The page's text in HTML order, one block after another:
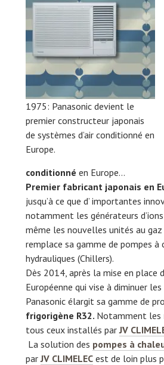
1975: Panasonic devient le
premier constructeur japonais
de systèmes d’air conditionné en
Europe.
conditionné en Europe…
Premier fabricant japonais en
jusqu’à ce que d’ importantes
notamment les générateurs
même les nouvelles unités au
remplace sa gamme de pompes
hydrauliques (Chillers).
Dès 2014, après la mise en place
Européenne qui vise à diminuer les
Panasonic élargit sa gamme de
frigorigène R32. Notamment les
tous ceux installés parJV
La solution des pompes à
parJV CLIMELEC est de loin plus